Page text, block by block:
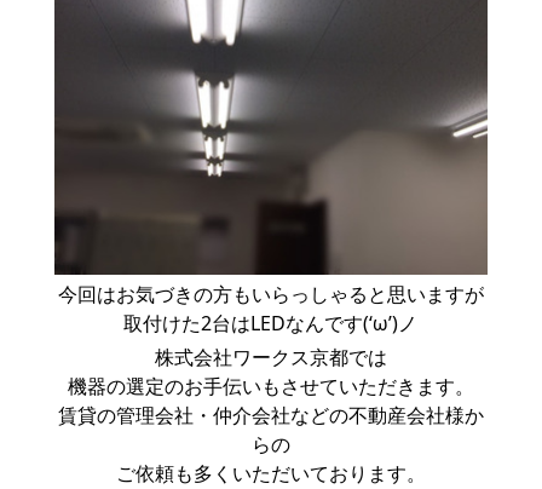
今回はお気づきの方もいらっしゃると思いますが
取付けた2台はLEDなんです(‘ω’)ノ
株式会社ワークス京都では
機器の選定のお手伝いもさせていただきます。
賃貸の管理会社・仲介会社などの不動産会社様か
らの
ご依頼も多くいただいております。